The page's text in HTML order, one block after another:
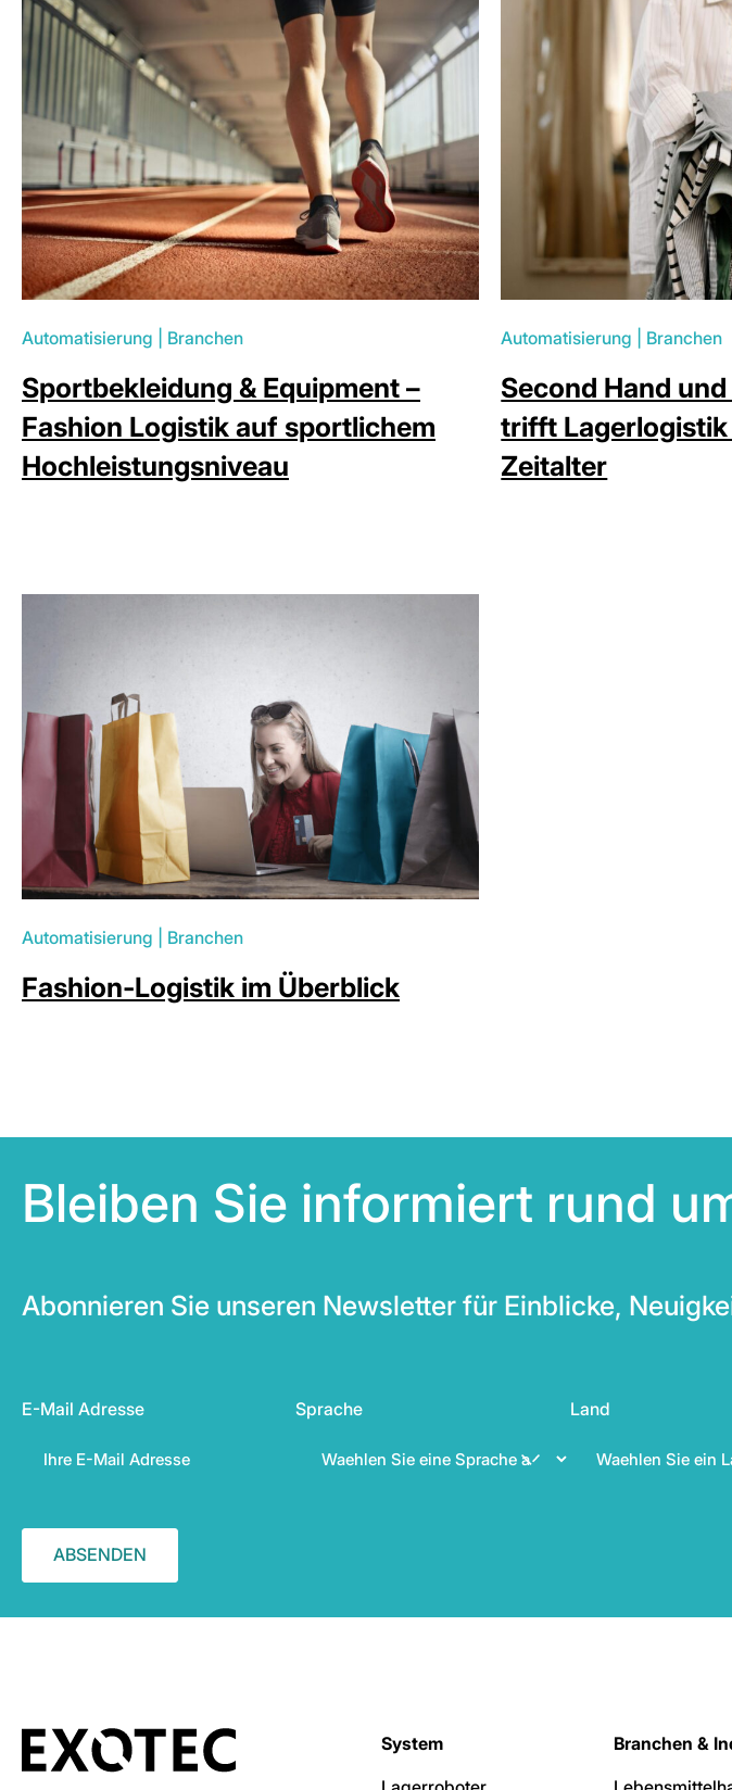
Automatisierung Branchen
Sportbekleidung & Equipment –
Fashion Logistik auf sportlichem
Hochleistungsniveau
Automatisierung Branchen
Second Hand
trifft Lagerlogistik
Zeitalter
Automatisierung Branchen
Fashion-Logistik im Überblick
Bleiben Sie informiert rund
Abonnieren Sie unseren Newsletter für Einblicke,
E-Mail Adresse Sprache Land
System
Branchen &